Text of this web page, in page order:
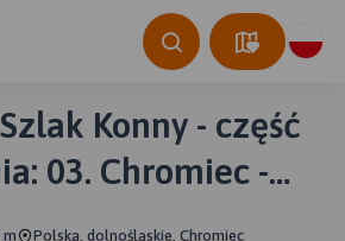
Konny - część
03. Chromiec -
m Polska, dolnośląskie, Chromiec